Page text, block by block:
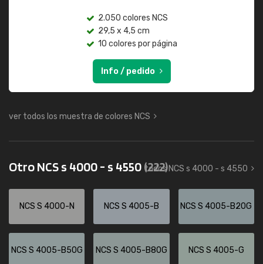
2.050 colores NCS
29,5 x 4,5 cm
10 colores por página
Info / pedido
ver todos los muestra de colores NCS
Otro NCS s 4000 - s 4550(222)
todos NCS s 4000 - s 4550
NCS S 4000-N NCS S 4005-B NCS S 4005-B20G
NCS S 4005-B50G NCS S 4005-B80G NCS S 4005-G